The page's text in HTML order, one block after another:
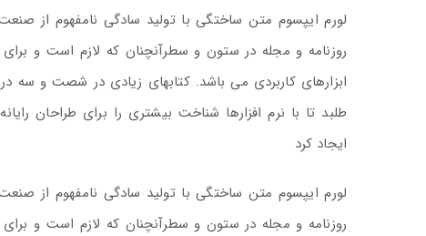
لورم ایپسوم متن ساختگی با تولید سادگی نامفهوم از
روزنامه و مجله در ستون و سطرآنچنان که لازم است و برای
ابزارهای کاربردی می باشد. کتابهای زیادی در شصت و
طلبد تا با نرم افزارها شناخت بیشتری را برای طراحان
ایجاد کرد
لورم ایپسوم متن ساختگی با تولید سادگی نامفهوم از
روزنامه و مجله در ستون و سطرآنچنان که لازم است و برای